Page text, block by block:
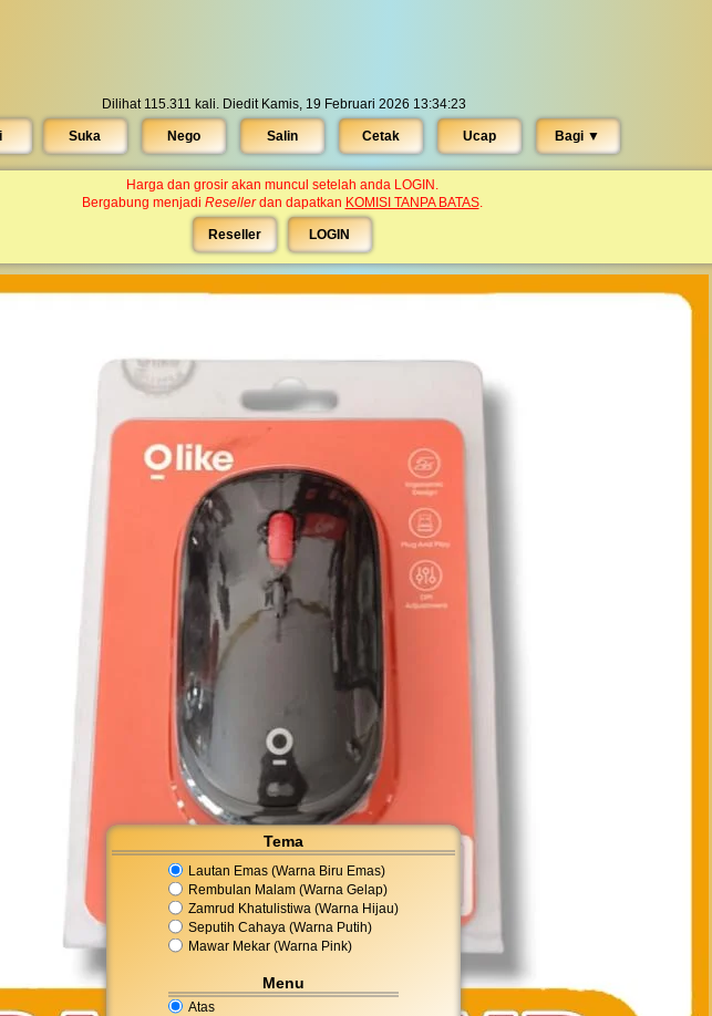
Tema
Lautan Emas (Warna Biru Emas)
Rembulan Malam (Warna Gelap)
Zamrud Khatulistiwa (Warna Hijau)
Seputih Cahaya (Warna Putih)
Mawar Mekar (Warna Pink)
Menu
Atas
Dilihat 115.311 kali. Diedit Kamis, 19 Februari 2026 13:34:23
Suka Nego Salin Cetak Ucap Bagi ▼︎
Harga dan grosir akan muncul setelah anda LOGIN.
Bergabung menjadi Resellerdan dapatkan KOMISI TANPA BATAS.
Reseller LOGIN